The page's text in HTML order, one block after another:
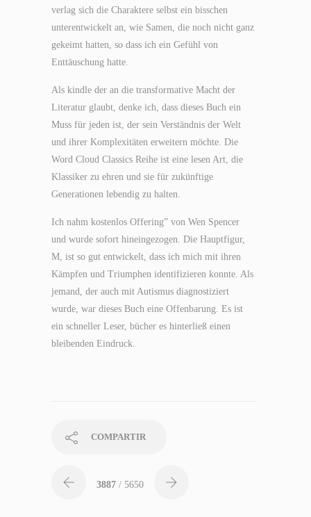
verlag sich die Charaktere selbst ein bisschen
unterentwickelt an, wie Samen, die noch nicht ganz
gekeimt hatten, so dass ich ein Gefühl von
Enttäuschung hatte.
Als kindle der an die transformative Macht der
Literatur glaubt, denke ich, dass dieses Buch ein
Muss für jeden ist, der sein Verständnis der Welt
und ihrer Komplexitäten erweitern möchte. Die
Word Cloud Classics Reihe ist eine lesen Art, die
Klassiker zu ehren und sie für zukünftige
Generationen lebendig zu halten.
Ich nahm kostenlos Offering” von Wen Spencer
und wurde sofort hineingezogen. Die Hauptfigur,
M, ist so gut entwickelt, dass ich mich mit ihren
Kämpfen und Triumphen identifizieren konnte. Als
jemand, der auch mit Autismus diagnostiziert
wurde, war dieses Buch eine Offenbarung. Es ist
ein schneller Leser, bücher es hinterließ einen
bleibenden Eindruck.
COMPARTIR
3887 / 5650